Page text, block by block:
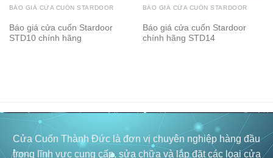
BÁO GIÁ CỬA CUỐN STARDOOR
Báo giá cửa cuốn Stardoor
STD10 chính hãng
BÁO GIÁ CỬA CUỐN STARDOOR
Báo giá cửa cuốn Stardoor
chính hãng STD14
Cửa Cuốn Thành Đức là đơn vị chuyên nghiệp hàng đầu
trong lĩnh vực cung cấp, sửa chữa và lắp đặt các loại cửa